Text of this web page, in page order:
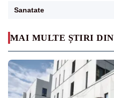
MAI MULTE ȘTIRI DIN
Sanatate